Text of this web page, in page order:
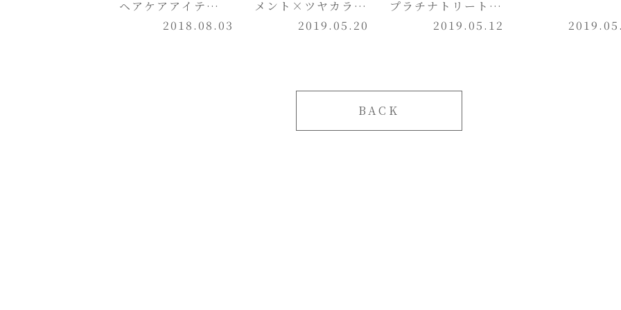
ヘアケアアイテ
2018.08.03
メント×ツヤカラ
2019.05.20
プラチナトリートメ
2019.05.12
BACK